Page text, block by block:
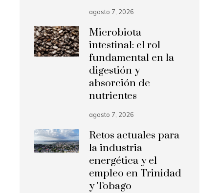
agosto 7, 2026
Microbiota
intestinal: el rol
fundamental en la
digestión y
absorción de
nutrientes
agosto 7, 2026
Retos actuales para
la industria
energética y el
empleo en Trinidad
y Tobago